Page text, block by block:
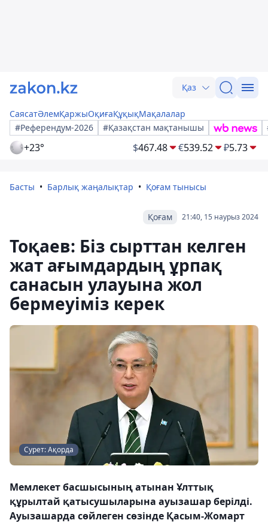
Қаз
СаясатӘлемҚаржыОқиғаҚұқықМақалалар
#Референдум-2026
#Қазақстан мақтанышы
+23° $467.48 €539.52 ₽5.73
Басты Барлық жаңалықтар Қоғам тынысы
21:40, 15 наурыз 2024
Қоғам
Тоқаев: Біз сырттан келген
жат ағымдардың ұрпақ
санасын улауына жол
бермеуіміз керек
Сурет: Ақорда
Мемлекет басшысының атынан Ұлттық
құрылтай қатысушыларына ауызашар берілді.
Ауызашарда сөйлеген сөзінде Қасым-Жомарт